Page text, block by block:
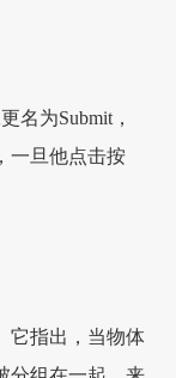
名为Submit，
一旦他点击按
它指出，当物体